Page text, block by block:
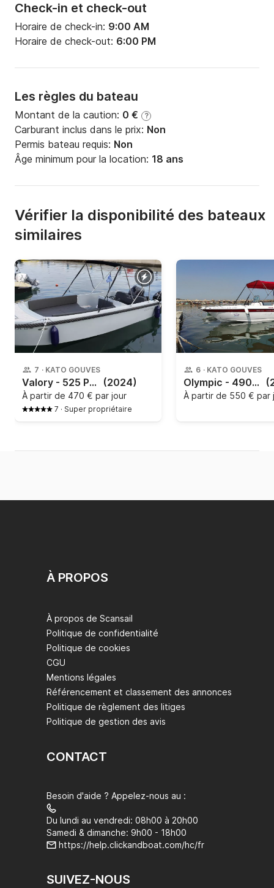
Check-in et check-out
Horaire de check-in: 9:00 AM
Horaire de check-out: 6:00 PM
Les règles du bateau
Montant de la caution: 0 € ?
Carburant inclus dans le prix: Non
Permis bateau requis: Non
Âge minimum pour la location: 18 ans
Vérifier la disponibilité des bateaux
similaires
7 · KATO GOUVES
Valory - 525 Premium (2024)
À partir de 470 € par jour
7 · Super propriétaire
6 · KATO GOUVES
Olympic - 490cc
À partir de 550 € par
À PROPOS
À propos de Scansail
Politique de confidentialité
Politique de cookies
CGU
Mentions légales
Référencement et classement des annonces
Politique de règlement des litiges
Politique de gestion des avis
CONTACT
Besoin d'aide ? Appelez-nous au :
Du lundi au vendredi: 08h00 à 20h00
Samedi & dimanche: 9h00 - 18h00
https://help.clickandboat.com/hc/fr
SUIVEZ-NOUS